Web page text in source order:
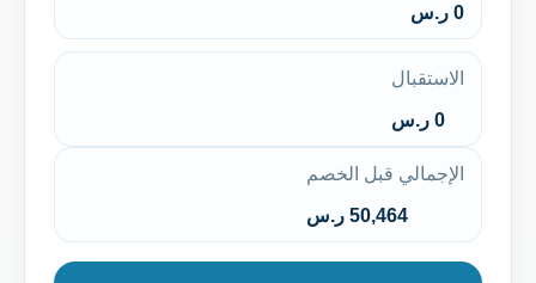
0 ر.س
الاستقبال
0 ر.س
الإجمالي قبل الخصم
50,464 ر.س